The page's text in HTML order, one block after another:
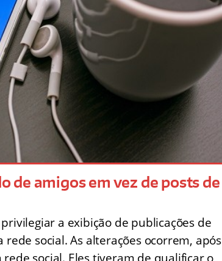
de amigos em vez de posts de
a exibição de publicações de
social. As alterações ocorrem, após